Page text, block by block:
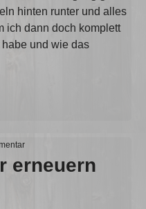
hinten runter und alles
ich dann doch komplett
und wie das
erneuern